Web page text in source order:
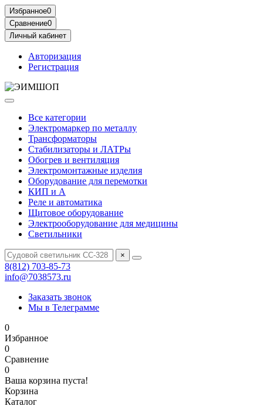
Избранное0
Сравнение0
Личный кабинет
Авторизация
Регистрация
Все категории
Электромаркер по металлу
Трансформаторы
Стабилизаторы и ЛАТРы
Обогрев и вентиляция
Электромонтажные изделия
Оборудование для перемотки
КИП и А
Реле и автоматика
Щитовое оборудование
Электрооборудование для медицины
Светильники
×
8(812) 703-85-73
info@7038573.ru
Заказать звонок
Мы в Телеграмме
0
Избранное
0
Сравнение
0
Ваша корзина пуста!
Корзина
Каталог